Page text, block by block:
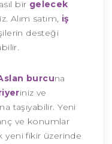
bir gelecek
Alım satım, iş
desteği
burcuna
iniz ve
taşıyabilir. Yeni
ve konumlar
yeni fikir üzerinde